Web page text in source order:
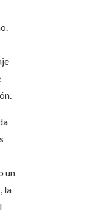
un
la